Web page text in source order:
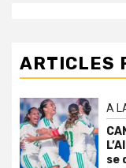
ARTICLES
A
se